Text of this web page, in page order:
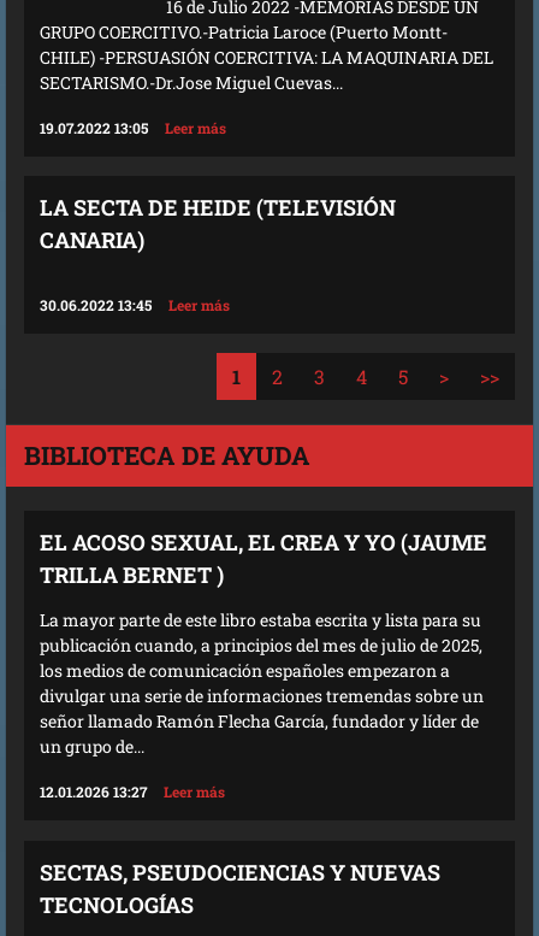
16 de Julio 2022 -MEMORIAS DESDE UN
GRUPO COERCITIVO.-Patricia Laroce (Puerto Montt-
CHILE) -PERSUASIÓN COERCITIVA: LA MAQUINARIA DEL
SECTARISMO.-Dr.Jose Miguel Cuevas...
19.07.2022 13:05 Leer más
LA SECTA DE HEIDE (TELEVISIÓN
CANARIA)
30.06.2022 13:45 Leer más
1 2 3 4 5 > >>
BIBLIOTECA DE AYUDA
EL ACOSO SEXUAL, EL CREA Y YO (JAUME
TRILLA BERNET )
La mayor parte de este libro estaba escrita y lista para su
publicación cuando, a principios del mes de julio de 2025,
los medios de comunicación españoles empezaron a
divulgar una serie de informaciones tremendas sobre un
señor llamado Ramón Flecha García, fundador y líder de
un grupo de...
12.01.2026 13:27 Leer más
SECTAS, PSEUDOCIENCIAS Y NUEVAS
TECNOLOGÍAS